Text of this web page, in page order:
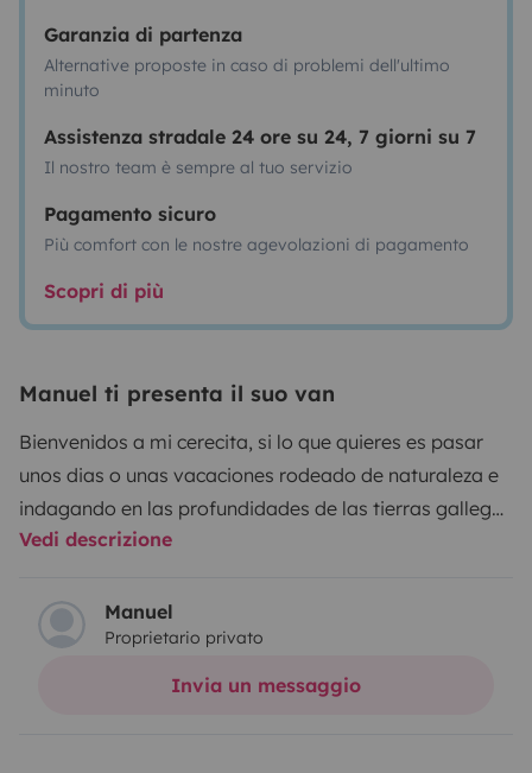
Garanzia di partenza
Alternative proposte in caso di problemi dell'ultimo
minuto
Assistenza stradale 24 ore su 24, 7 giorni su 7
Il nostro team è sempre al tuo servizio
Pagamento sicuro
Più comfort con le nostre agevolazioni di pagamento
Scopri di più
Manuel ti presenta il suo van
Bienvenidos a mi cerecita, si lo que quieres es pasar
unos dias o unas vacaciones rodeado de naturaleza e
indagando en las profundidades de las tierras gallegas
o mas alla segun querais esta es vuestra furgo.
salvo por la ducha porque soy pequeña y la llevo
fuera, pero que esto no os haga escapar a un gran
viaje estoy equipada con una gran cama aislada del
Vedi descrizione
Manuel
Proprietario privato
Invia un messaggio